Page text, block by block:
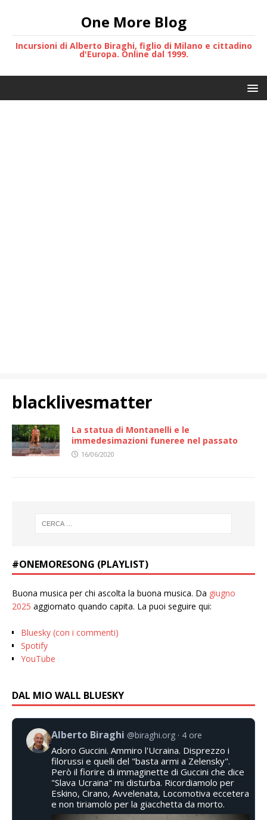
One More Blog
Incursioni di Alberto Biraghi, figlio di Milano e cittadino
d'Europa. Online dal 1999.
blacklivesmatter
La statua di Montanelli e le
immedesimazioni funeree nel passato
16/06/2020
#ONEMORESONG (PLAYLIST)
Buona musica per chi ascolta la buona musica. Da giugno
2025 aggiornato quando capita. La puoi seguire qui:
Bluesky (con i commenti)
Spotify
YouTube
DAL MIO WALL BLUESKY
Alberto Biraghi @biraghi.org 4 ore
Adoro Guccini. Ammiro l'Ucraina. Disprezzo i
filorussi e quelli del "basta armi a Zelensky".
Però il fiorire di immaginette di Guccini che dice
"Slava Ucraina" mi disturba. Ricordiamolo per
Eskino, Cirano, Avvelenata, Locomotiva eccetera
e non tiriamolo per la giacchetta da morto.